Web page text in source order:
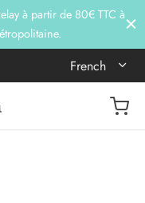
à partir de 80€ TTC à
French